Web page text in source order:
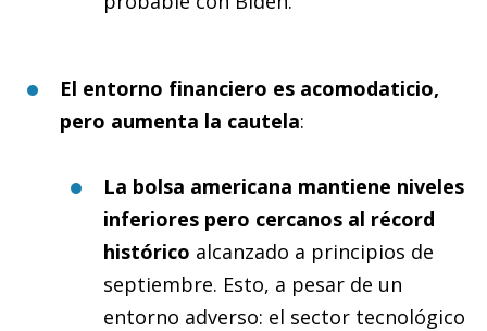
El entorno financiero es acomodaticio,
pero aumenta la cautela:
La bolsa americana mantiene niveles
inferiores pero cercanos al récord
histórico alcanzado a principios de
septiembre. Esto, a pesar de un
entorno adverso: el sector tecnológico